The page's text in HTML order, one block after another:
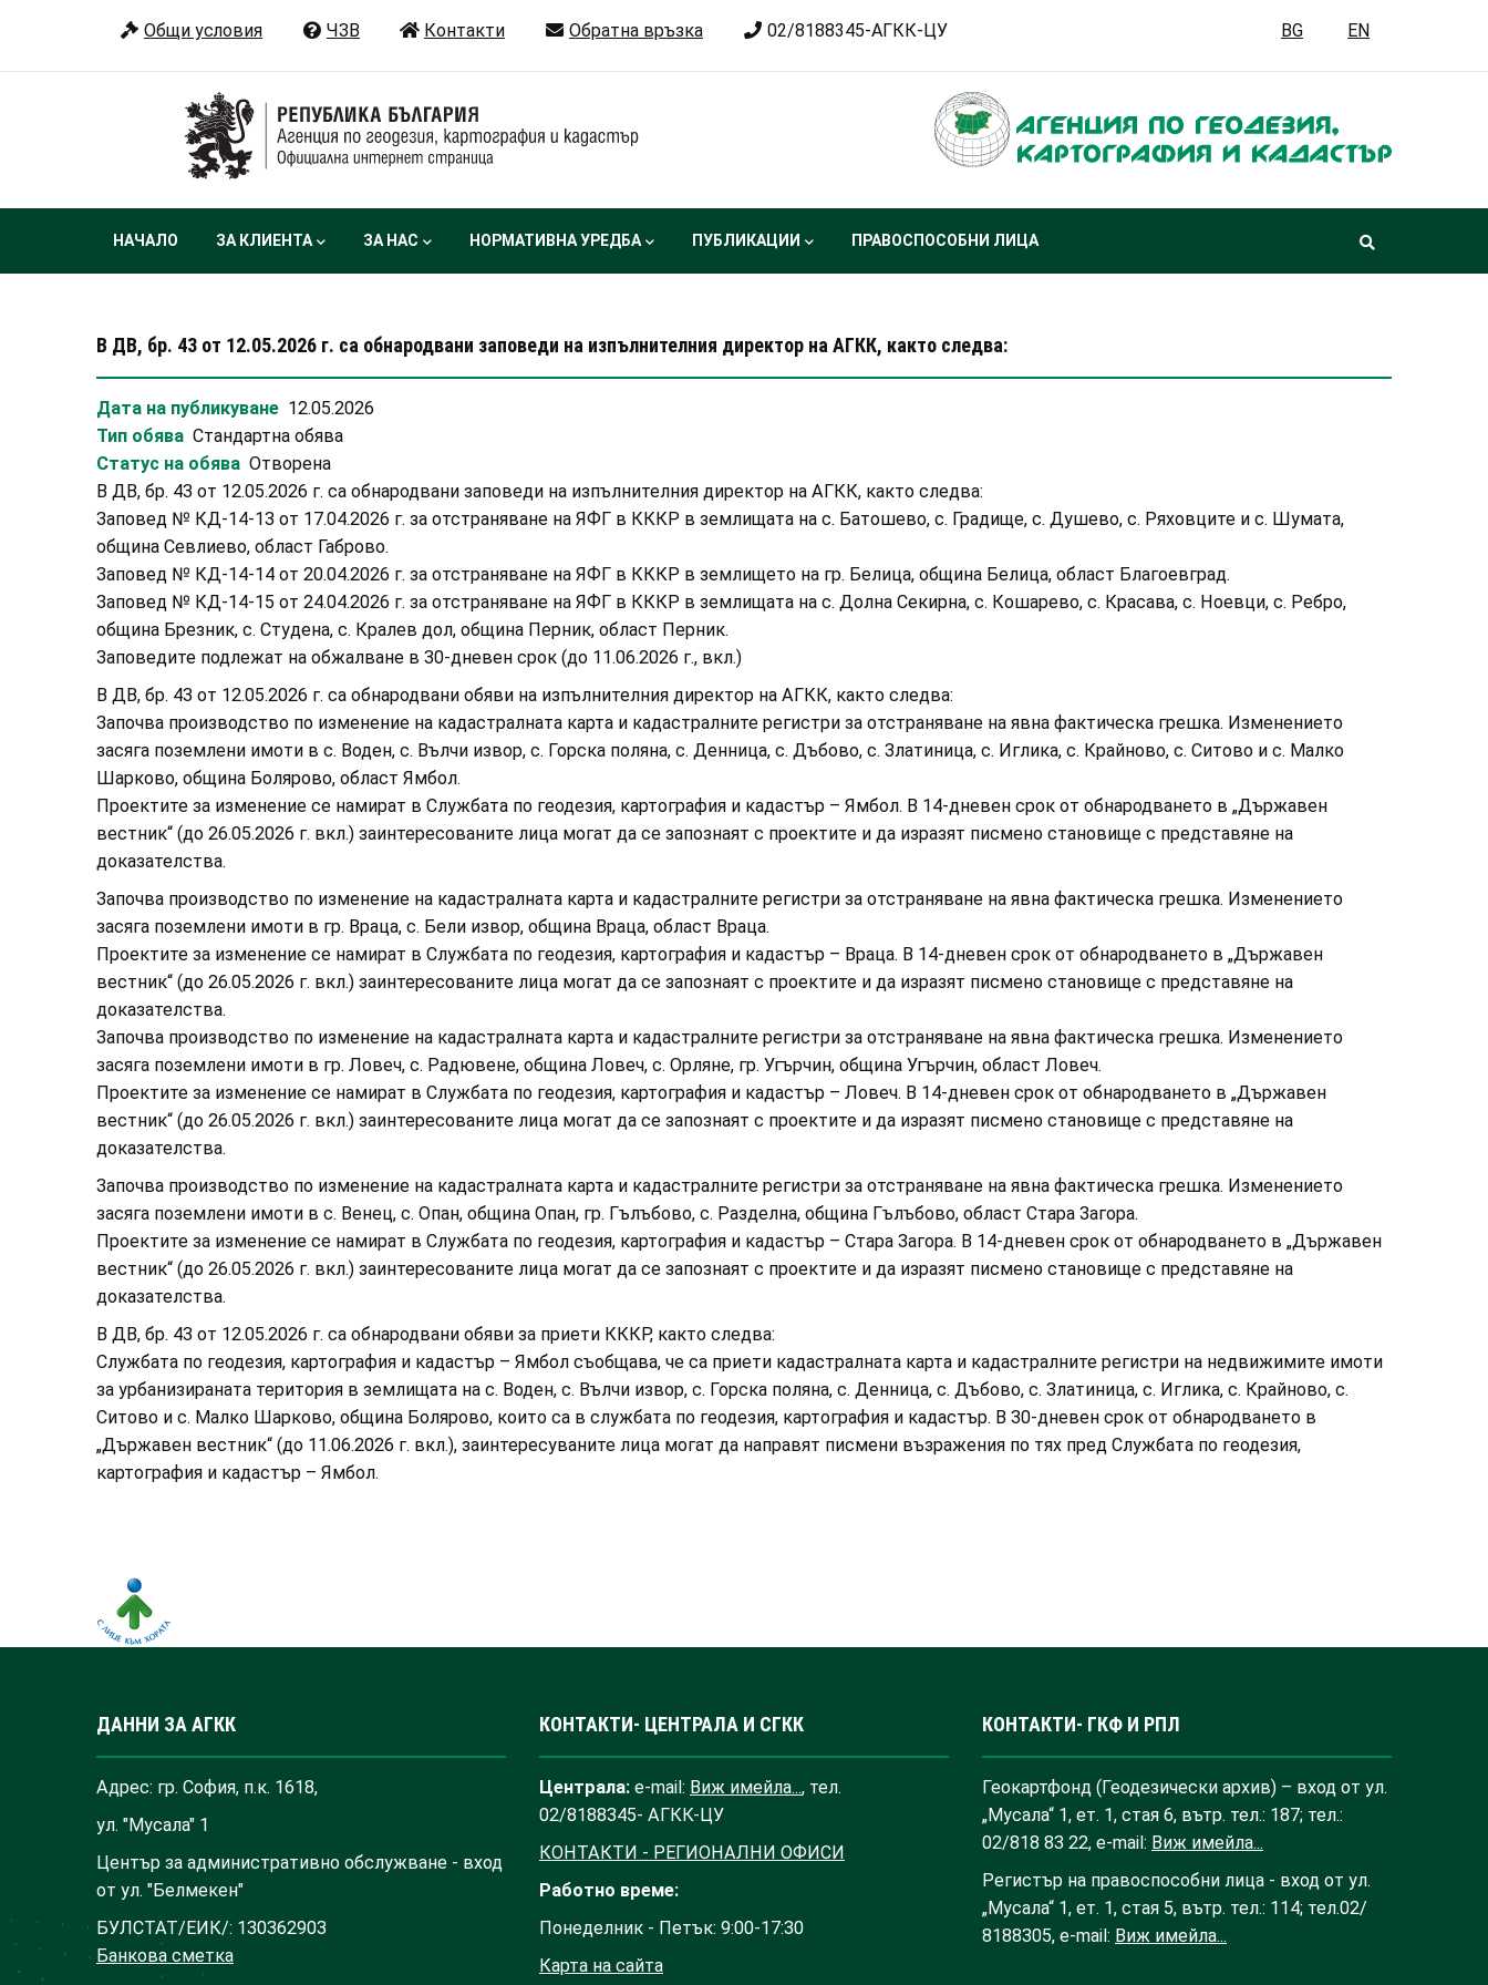
основното
Общи условия ЧЗВ Контакти Обратна връзка 02/8188345-АГКК-ЦУ BG EN
Main
НАЧАЛО ЗА КЛИЕНТА ЗА НАС НОРМАТИВНА УРЕДБА ПУБЛИКАЦИИ ПРАВОСПОСОБНИ ЛИЦА
В ДВ, бр. 43 от 12.05.2026 г. са обнародвани заповеди на изпълнителния директор на АГКК, както следва:
Дата на публикуване 12.05.2026
Тип обява Стандартна обява
Статус на обява Отворена
В ДВ, бр. 43 от 12.05.2026 г. са обнародвани заповеди на изпълнителния директор на АГКК, както следва:
Заповед № КД-14-13 от 17.04.2026 г. за отстраняване на ЯФГ в КККР в землищата на с. Батошево, с. Градище, с. Душево, с. Ряховците и с. Шумата,
община Севлиево, област Габрово.
Заповед № КД-14-14 от 20.04.2026 г. за отстраняване на ЯФГ в КККР в землището на гр. Белица, община Белица, област Благоевград.
Заповед № КД-14-15 от 24.04.2026 г. за отстраняване на ЯФГ в КККР в землищата на с. Долна Секирна, с. Кошарево, с. Красава, с. Ноевци, с. Ребро,
община Брезник, с. Студена, с. Кралев дол, община Перник, област Перник.
Заповедите подлежат на обжалване в 30-дневен срок (до 11.06.2026 г., вкл.)
В ДВ, бр. 43 от 12.05.2026 г. са обнародвани обяви на изпълнителния директор на АГКК, както следва:
Започва производство по изменение на кадастралната карта и кадастралните регистри за отстраняване на явна фактическа грешка. Изменението
засяга поземлени имоти в с. Воден, с. Вълчи извор, с. Горска поляна, с. Денница, с. Дъбово, с. Златиница, с. Иглика, с. Крайново, с. Ситово и с. Малко
Шарково, община Болярово, област Ямбол.
Проектите за изменение се намират в Службата по геодезия, картография и кадастър – Ямбол. В 14-дневен срок от обнародването в „Държавен
вестник“ (до 26.05.2026 г. вкл.) заинтересованите лица могат да се запознаят с проектите и да изразят писмено становище с представяне на
доказателства.
Започва производство по изменение на кадастралната карта и кадастралните регистри за отстраняване на явна фактическа грешка. Изменението
засяга поземлени имоти в гр. Враца, с. Бели извор, община Враца, област Враца.
Проектите за изменение се намират в Службата по геодезия, картография и кадастър – Враца. В 14-дневен срок от обнародването в „Държавен
вестник“ (до 26.05.2026 г. вкл.) заинтересованите лица могат да се запознаят с проектите и да изразят писмено становище с представяне на
доказателства.
Започва производство по изменение на кадастралната карта и кадастралните регистри за отстраняване на явна фактическа грешка. Изменението
засяга поземлени имоти в гр. Ловеч, с. Радювене, община Ловеч, с. Орляне, гр. Угърчин, община Угърчин, област Ловеч.
Проектите за изменение се намират в Службата по геодезия, картография и кадастър – Ловеч. В 14-дневен срок от обнародването в „Държавен
вестник“ (до 26.05.2026 г. вкл.) заинтересованите лица могат да се запознаят с проектите и да изразят писмено становище с представяне на
доказателства.
Започва производство по изменение на кадастралната карта и кадастралните регистри за отстраняване на явна фактическа грешка. Изменението
засяга поземлени имоти в с. Венец, с. Опан, община Опан, гр. Гълъбово, с. Разделна, община Гълъбово, област Стара Загора.
Проектите за изменение се намират в Службата по геодезия, картография и кадастър – Стара Загора. В 14-дневен срок от обнародването в „Държавен
вестник“ (до 26.05.2026 г. вкл.) заинтересованите лица могат да се запознаят с проектите и да изразят писмено становище с представяне на
доказателства.
В ДВ, бр. 43 от 12.05.2026 г. са обнародвани обяви за приети КККР, както следва:
Службата по геодезия, картография и кадастър – Ямбол съобщава, че са приети кадастралната карта и кадастралните регистри на недвижимите имоти
за урбанизираната територия в землищата на с. Воден, с. Вълчи извор, с. Горска поляна, с. Денница, с. Дъбово, с. Златиница, с. Иглика, с. Крайново, с.
Ситово и с. Малко Шарково, община Болярово, които са в службата по геодезия, картография и кадастър. В 30-дневен срок от обнародването в
„Държавен вестник“ (до 11.06.2026 г. вкл.), заинтересуваните лица могат да направят писмени възражения по тях пред Службата по геодезия,
картография и кадастър – Ямбол.
ДАННИ ЗА АГКК
Адрес: гр. София, п.к. 1618,
ул. "Мусала" 1
Център за административно обслужване - вход
от ул. "Белмекен"
БУЛСТАТ/ЕИК/: 130362903
Банкова сметка
КОНТАКТИ- ЦЕНТРАЛА И СГКК
Централа: e-mail: Виж имейла..., тел.
02/8188345- АГКК-ЦУ
КОНТАКТИ - РЕГИОНАЛНИ ОФИСИ
Работно време:
Понеделник - Петък: 9:00-17:30
Карта на сайта
КОНТАКТИ- ГКФ И РПЛ
Геокартфонд (Геодезически архив) – вход от ул.
„Мусала“ 1, ет. 1, стая 6, вътр. тел.: 187; тел.:
02/818 83 22, e-mail: Виж имейла...
Регистър на правоспособни лица - вход от ул.
„Мусала“ 1, ет. 1, стая 5, вътр. тел.: 114; тел.02/
8188305, e-mail: Виж имейла...